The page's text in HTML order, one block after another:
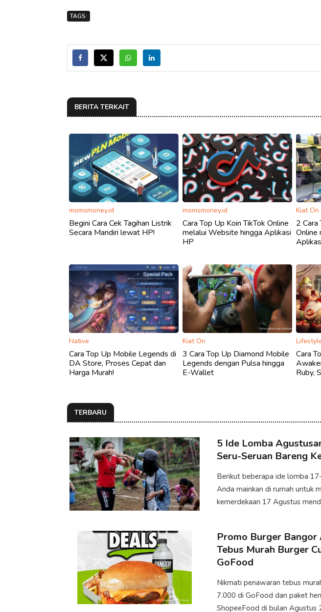
TAGS:
BERITA TERKAIT
momsmoney.id
Begini Cara Cek Tagihan Listrik
Secara Mandiri lewat HP!
momsmoney.id
Cara Top Up Koin TikTok Online
melalui Website hingga Aplikasi
HP
Kiat On
2 Cara
Online
Native
Cara Top Up Mobile Legends di
DA Store, Proses Cepat dan
Harga Murah!
Kiat On
3 Cara Top Up Diamond Mobile
Legends dengan Pulsa hingga
E-Wallet
Cara
Ruby,
TERBARU
5 Ide Lomba
Seru-Seruan Bareng
Berikut beberapa ide lomba
Anda mainkan di rumah untuk
kemerdekaan 17 Agustus
Promo Burger Bangor
Tebus Murah Burger
GoFood
Nikmati penawaran tebus
7.000 di GoFood dan paket
ShopeeFood di bulan Agustus